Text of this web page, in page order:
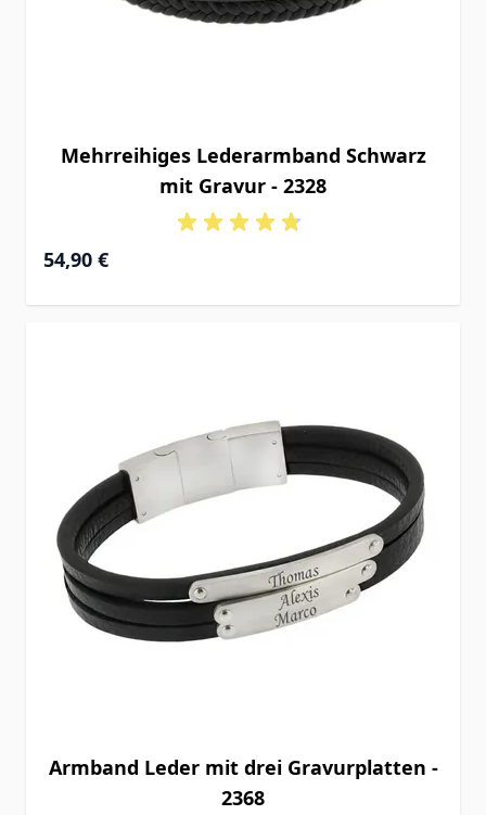
Mehrreihiges Lederarmband Schwarz
mit Gravur - 2328
54,90 €
Armband Leder mit drei Gravurplatten -
2368